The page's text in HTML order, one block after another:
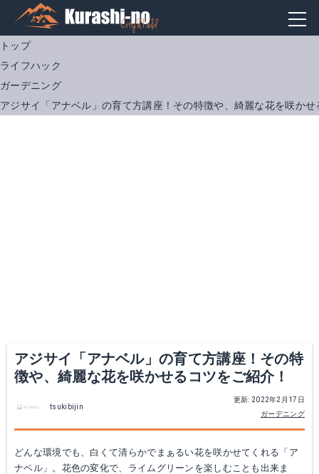
トップ
ライフハック
ガーデニング
アジサイ「アナベル」の育て方講座！その特徴や、綺麗な花を咲か
アジサイ「アナベル」の育て方講座！その特
徴や、綺麗な花を咲かせるコツをご紹介！
更新: 2022年2月17日
ガーデニング
tsukibijin
どんな環境でも、白くて清らかでまぁるい花を咲かせてくれる「ア
ナベル」。花色の変化で、ライムグリーンを楽しむことも出来ま